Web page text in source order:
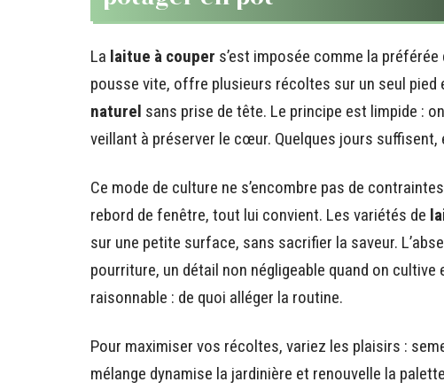
La laitue à couper s’est imposée comme la
pousse vite, offre plusieurs récoltes sur un seul pied
naturel sans prise de tête. Le principe est limpide :
veillant à préserver le cœur. Quelques jours
Ce mode de culture ne s’encombre pas de
rebord de fenêtre, tout lui convient. Les variétés de
sur une petite surface, sans sacrifier la saveur.
pourriture, un détail non négligeable quand on cultive
raisonnable : de quoi alléger la routine.
Pour maximiser vos récoltes, variez les plaisirs :
mélange dynamise la jardinière et renouvelle la